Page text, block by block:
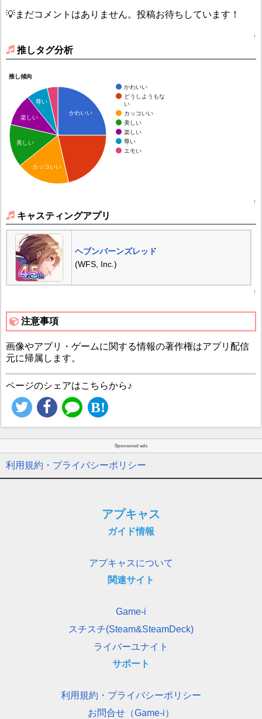
💡まだコメントはありません。投稿お待ちしています！
↑
推しタグ分析
推し傾向
かわいい
どうしようもな
い
カッコいい
美しい
楽しい
尊い
エモい
かわいい
尊い
楽しい
美しい
カッコいい
↑
キャスティングアプリ
ヘブンバーンズレッド
(WFS, Inc.)
↑
注意事項
画像やアプリ・ゲームに関する情報の著作権はアプリ配信
元に帰属します。
ページのシェアはこちらから♪
Sponsored ads
利用規約・プライバシーポリシー
アプキャス
ガイド情報
アプキャスについて
関連サイト
Game-i
スチスチ(Steam&SteamDeck)
ライバーユナイト
サポート
利用規約・プライバシーポリシー
お問合せ（Game-i）